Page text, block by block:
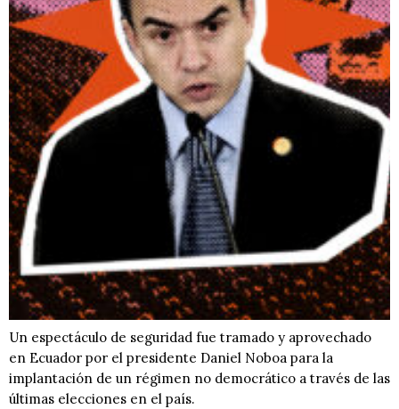
Un espectáculo de seguridad fue tramado y aprovechado
en Ecuador por el presidente Daniel Noboa para la
implantación de un régimen no democrático a través de las
últimas elecciones en el país.